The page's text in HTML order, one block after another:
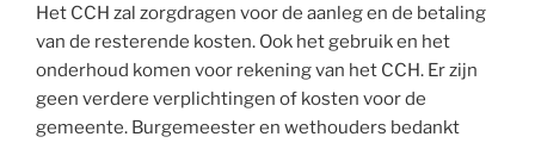
Het CCH zal zorgdragen voor de aanleg en de betaling
van de resterende kosten. Ook het gebruik en het
onderhoud komen voor rekening van het CCH. Er zijn
geen verdere verplichtingen of kosten voor de
gemeente. Burgemeester en wethouders bedankt